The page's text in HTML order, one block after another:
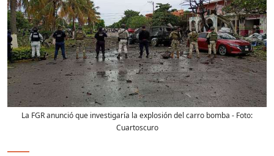
La FGR anunció que investigaría la explosión del carro bomba - Foto:
Cuartoscuro